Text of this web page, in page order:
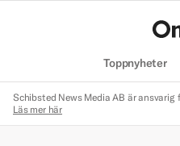
Toppnyheter
Schibsted News Media AB är
Läs mer här